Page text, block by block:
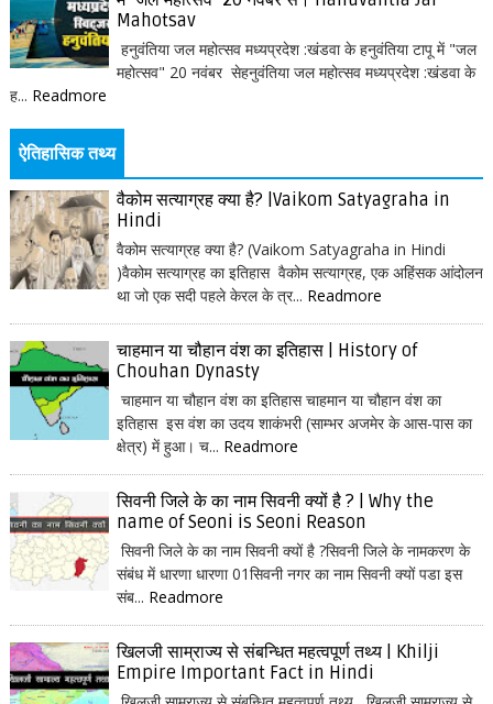
Mahotsav
हनुवंतिया जल महोत्सव मध्यप्रदेश :खंडवा के हनुवंतिया टापू में "जल
महोत्सव" 20 नवंबर सेहनुवंतिया जल महोत्सव मध्यप्रदेश :खंडवा के
ह... Readmore
ऐतिहासिक तथ्य
वैकोम सत्याग्रह क्या है? |Vaikom Satyagraha in
Hindi
वैकोम सत्याग्रह क्या है? (Vaikom Satyagraha in Hindi
)वैकोम सत्याग्रह का इतिहास वैकोम सत्याग्रह, एक अहिंसक आंदोलन
था जो एक सदी पहले केरल के त्र... Readmore
चाहमान या चौहान वंश का इतिहास | History of
Chouhan Dynasty
चाहमान या चौहान वंश का इतिहास चाहमान या चौहान वंश का
इतिहास इस वंश का उदय शाकंभरी (साम्भर अजमेर के आस-पास का
क्षेत्र) में हुआ। च... Readmore
सिवनी जिले के का नाम सिवनी क्यों है ? | Why the
name of Seoni is Seoni Reason
सिवनी जिले के का नाम सिवनी क्यों है ?सिवनी जिले के नामकरण के
संबंध में धारणा धारणा 01सिवनी नगर का नाम सिवनी क्यों पडा इस
संब... Readmore
खिलजी साम्राज्य से संबन्धित महत्वपूर्ण तथ्य | Khilji
Empire Important Fact in Hindi